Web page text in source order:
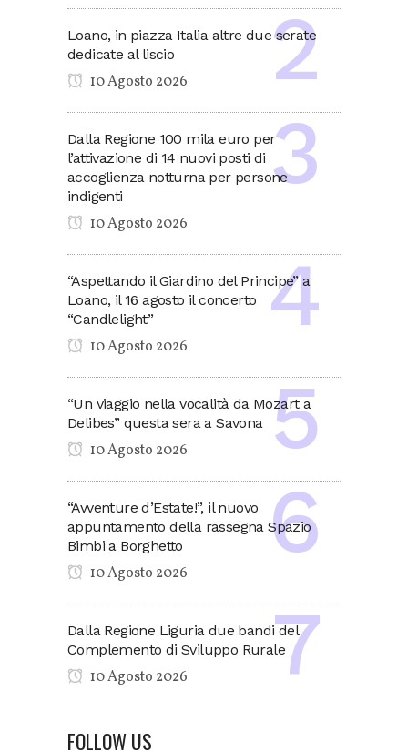
Loano, in piazza Italia altre due serate
dedicate al liscio
10 Agosto 2026
Dalla Regione 100 mila euro per
l’attivazione di 14 nuovi posti di
accoglienza notturna per persone
indigenti
10 Agosto 2026
“Aspettando il Giardino del Principe” a
Loano, il 16 agosto il concerto
“Candlelight”
10 Agosto 2026
“Un viaggio nella vocalità da Mozart a
Delibes” questa sera a Savona
10 Agosto 2026
“Avventure d’Estate!”, il nuovo
appuntamento della rassegna Spazio
Bimbi a Borghetto
10 Agosto 2026
Dalla Regione Liguria due bandi del
Complemento di Sviluppo Rurale
10 Agosto 2026
FOLLOW US